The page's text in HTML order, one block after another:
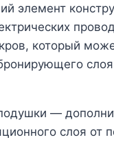
элемент
который
—
слоя от